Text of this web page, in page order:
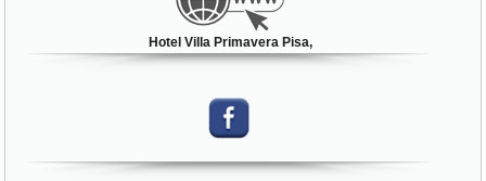
Hotel Villa Primavera Pisa,